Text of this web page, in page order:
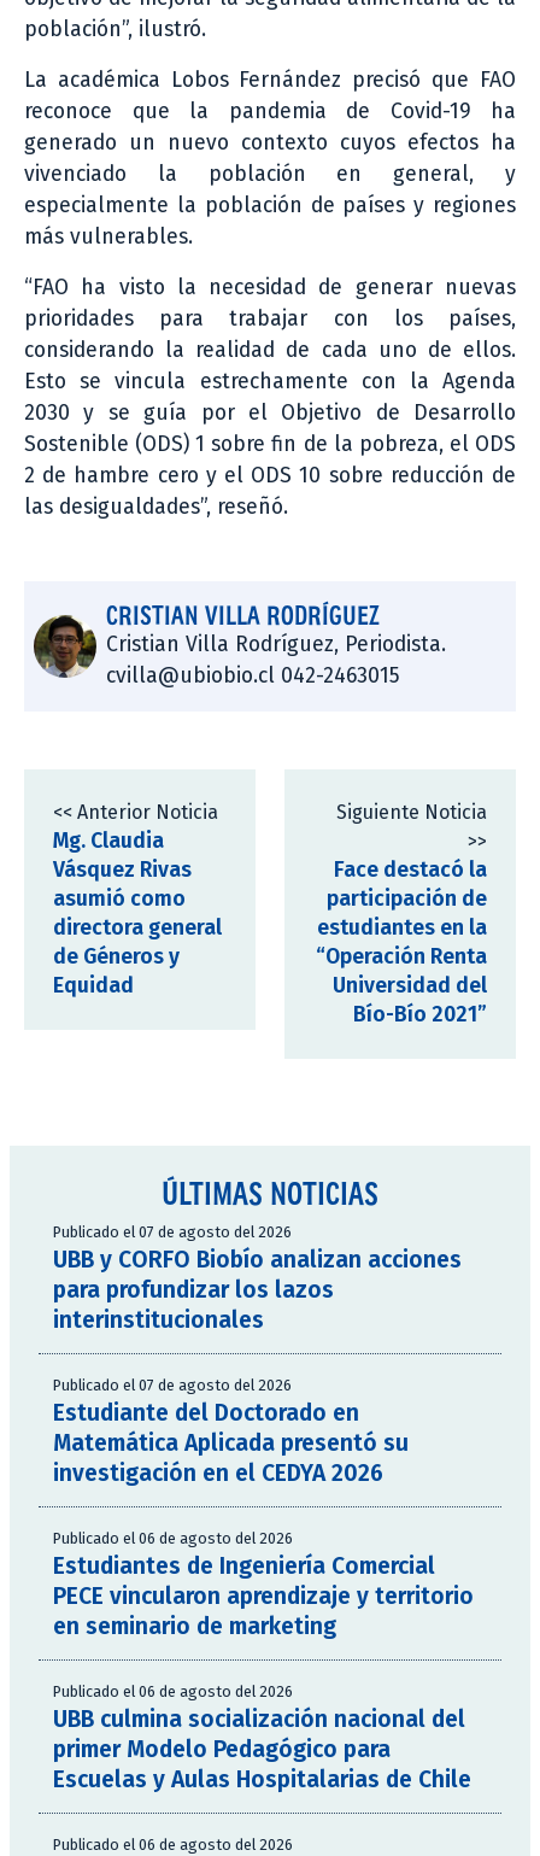
población”, ilustró.
La académica Lobos Fernández precisó que FAO
reconoce que la pandemia de Covid-19 ha
generado un nuevo contexto cuyos efectos ha
vivenciado la población en general, y
especialmente la población de países y regiones
más vulnerables.
“FAO ha visto la necesidad de generar nuevas
prioridades para trabajar con los países,
considerando la realidad de cada uno de ellos.
Esto se vincula estrechamente con la Agenda
2030 y se guía por el Objetivo de Desarrollo
Sostenible (ODS) 1 sobre fin de la pobreza, el ODS
2 de hambre cero y el ODS 10 sobre reducción de
las desigualdades”, reseñó.
CRISTIAN VILLA RODRÍGUEZ
Cristian Villa Rodríguez, Periodista.
cvilla@ubiobio.cl 042-2463015
<< Anterior Noticia
Mg. Claudia
Vásquez Rivas
asumió como
directora general
de Géneros y
Equidad
Siguiente Noticia
>>
Face destacó la
participación de
estudiantes en la
“Operación Renta
Universidad del
Bío-Bío 2021”
ÚLTIMAS NOTICIAS
Publicado el 07 de agosto del 2026
UBB y CORFO Biobío analizan acciones
para profundizar los lazos
interinstitucionales
Publicado el 07 de agosto del 2026
Estudiante del Doctorado en
Matemática Aplicada presentó su
investigación en el CEDYA 2026
Publicado el 06 de agosto del 2026
Estudiantes de Ingeniería Comercial
PECE vincularon aprendizaje y territorio
en seminario de marketing
Publicado el 06 de agosto del 2026
UBB culmina socialización nacional del
primer Modelo Pedagógico para
Escuelas y Aulas Hospitalarias de Chile
Publicado el 06 de agosto del 2026